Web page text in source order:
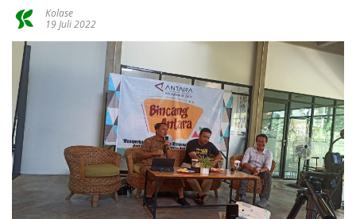
Kolase
19 Juli 2022